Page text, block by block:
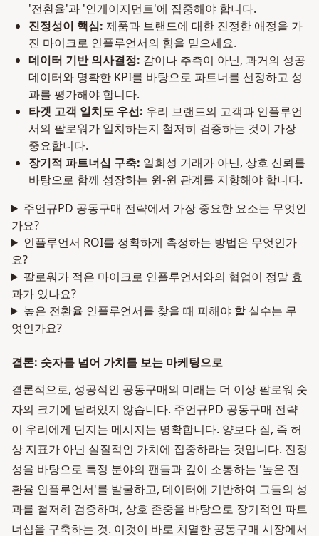
'전환율'과 '인게이지먼트'에 집중해야 합니다.
진정성이 핵심: 제품과 브랜드에 대한 진정한 애정을 가
진 마이크로 인플루언서의 힘을 믿으세요.
데이터 기반 의사결정: 감이나 추측이 아닌, 과거의 성공
데이터와 명확한 KPI를 바탕으로 파트너를 선정하고 성
과를 평가해야 합니다.
타겟 고객 일치도 우선: 우리 브랜드의 고객과 인플루언
서의 팔로워가 일치하는지 철저히 검증하는 것이 가장
중요합니다.
장기적 파트너십 구축: 일회성 거래가 아닌, 상호 신뢰를
바탕으로 함께 성장하는 윈-윈 관계를 지향해야 합니다.
주언규PD 공동구매 전략에서 가장 중요한 요소는 무엇인
가요?
인플루언서 ROI를 정확하게 측정하는 방법은 무엇인가
요?
팔로워가 적은 마이크로 인플루언서와의 협업이 정말 효
과가 있나요?
높은 전환율 인플루언서를 찾을 때 피해야 할 실수는 무
엇인가요?
결론: 숫자를 넘어 가치를 보는 마케팅으로
결론적으로, 성공적인 공동구매의 미래는 더 이상 팔로워 숫
자의 크기에 달려있지 않습니다. 주언규PD 공동구매 전략
이 우리에게 던지는 메시지는 명확합니다. 양보다 질, 즉 허
상 지표가 아닌 실질적인 가치에 집중하라는 것입니다. 진정
성을 바탕으로 특정 분야의 팬들과 깊이 소통하는 '높은 전
환율 인플루언서'를 발굴하고, 데이터에 기반하여 그들의 성
과를 철저히 검증하며, 상호 존중을 바탕으로 장기적인 파트
너십을 구축하는 것. 이것이 바로 치열한 공동구매 시장에서